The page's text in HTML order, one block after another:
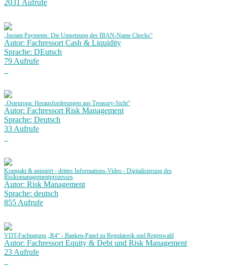
2031 Aufrufe
„Instant Payments: Die Umsetzung des IBAN-Name Checks“
Autor: Fachressort Cash & Liquidity
Sprache: DEutsch
79 Aufrufe
„Osteuropa: Herausforderungen aus Treasury-Sicht“
Autor: Fachressort Risk Management
Sprache: Deutsch
33 Aufrufe
Kompakt & animiert - drittes Informations-Video - Digitalisierung des
Risikomanagementprozesses
Autor: Risk Management
Sprache: deutsch
855 Aufrufe
VDT-Fachtagung „R4“ - Banken-Panel zu Regulatorik und Regenwald
Autor: Fachressort Equity & Debt und Risk Management
23 Aufrufe